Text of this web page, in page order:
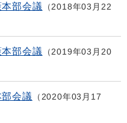
部会議
2018年03月22
部会議
2019年03月20
会議
2020年03月17